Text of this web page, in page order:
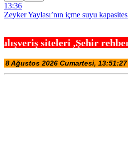
13:36
Zeyker Yaylası’nın içme suyu
Türkiye Kültür Yolu Festivali
13:24
Miras Şantiye Gezileri tarihe ışık tutuyor
,Şehir rehberleri ,